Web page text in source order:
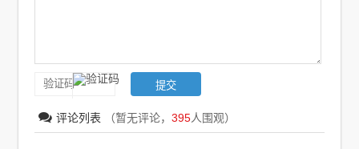
评论列表 （暂无评论，395人围观）